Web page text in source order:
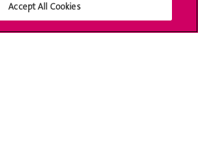
Accept All Cookies